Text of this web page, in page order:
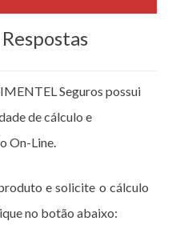
Respostas
Seguros possui
de cálculo e
On-Line.
e solicite o cálculo
no botão abaixo: